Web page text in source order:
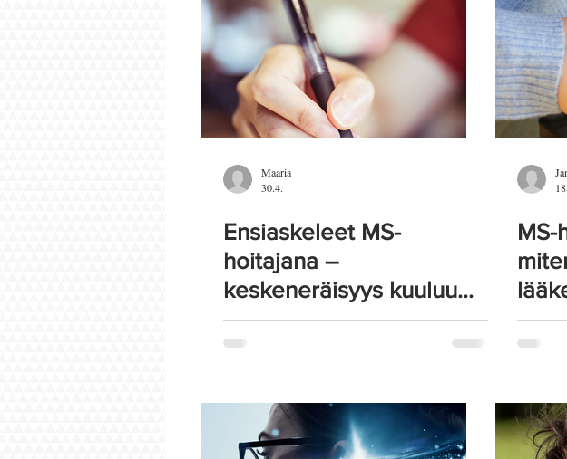
Parisuhde ja rakkaus Näkymättömät
Maaria
30.4.
Ensiaskeleet MS-
hoitajana –
keskeneräisyys kuuluu
matkaan
MS-